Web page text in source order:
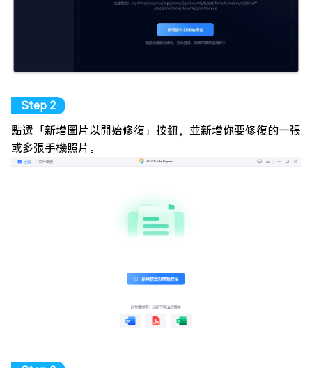
點選「新增圖片以開始修復」按鈕，並新增你要修復的一張
或多張手機照片。